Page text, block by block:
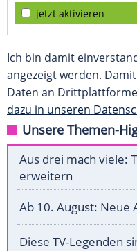
jetzt aktivieren
Ich bin damit
angezeigt werden.
Daten an
dazu in unseren
Unsere Themen-
Aus drei mach viele:
erweitern
Ab 10. August: Neue
Diese TV-Legenden